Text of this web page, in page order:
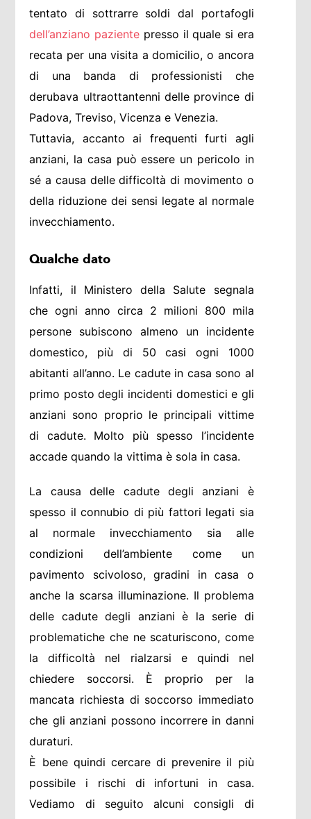
tentato di sottrarre soldi dal portafogli
dell’anziano paziente presso il quale si era
recata per una visita a domicilio, o ancora
di una banda di professionisti che
derubava ultraottantenni delle province di
Padova, Treviso, Vicenza e Venezia.
Tuttavia, accanto ai frequenti furti agli
anziani, la casa può essere un pericolo in
sé a causa delle difficoltà di movimento o
della riduzione dei sensi legate al normale
invecchiamento.
Qualche dato
Infatti, il Ministero della Salute segnala
che ogni anno circa 2 milioni 800 mila
persone subiscono almeno un incidente
domestico, più di 50 casi ogni 1000
abitanti all’anno. Le cadute in casa sono al
primo posto degli incidenti domestici e gli
anziani sono proprio le principali vittime
di cadute. Molto più spesso l’incidente
accade quando la vittima è sola in casa.
La causa delle cadute degli anziani è
spesso il connubio di più fattori legati sia
al normale invecchiamento sia alle
condizioni dell’ambiente come un
pavimento scivoloso, gradini in casa o
anche la scarsa illuminazione. Il problema
delle cadute degli anziani è la serie di
problematiche che ne scaturiscono, come
la difficoltà nel rialzarsi e quindi nel
chiedere soccorsi. È proprio per la
mancata richiesta di soccorso immediato
che gli anziani possono incorrere in danni
duraturi.
È bene quindi cercare di prevenire il più
possibile i rischi di infortuni in casa.
Vediamo di seguito alcuni consigli di